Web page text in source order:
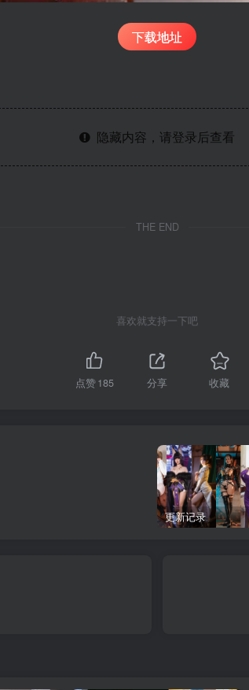
下载地址
隐藏内容，请登录后查看
THE END
喜欢就支持一下吧
点赞185 分享 收藏
更新记录